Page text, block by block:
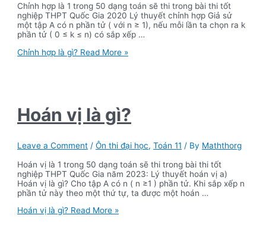
Chỉnh hợp là 1 trong 50 dạng toán sẽ thi trong bài thi tốt
nghiệp THPT Quốc Gia 2020 Lý thuyết chỉnh hợp Giả sử
một tập A có n phần tử ( với n ≥ 1), nếu mỗi lần ta chọn ra k
phần tử ( 0 ≤ k ≤ n) có sắp xếp …
Chỉnh hợp là gì? Read More »
Hoán vị là gì?
Leave a Comment /Ôn thi đại học,Toán 11 / By Maththorg
Hoán vị là 1 trong 50 dạng toán sẽ thi trong bài thi tốt
nghiệp THPT Quốc Gia năm 2023: Lý thuyết hoán vị a)
Hoán vị là gì? Cho tập A có n ( n ≥1 ) phần tử. Khi sắp xếp n
phần tử này theo một thứ tự, ta được một hoán …
Hoán vị là gì? Read More »